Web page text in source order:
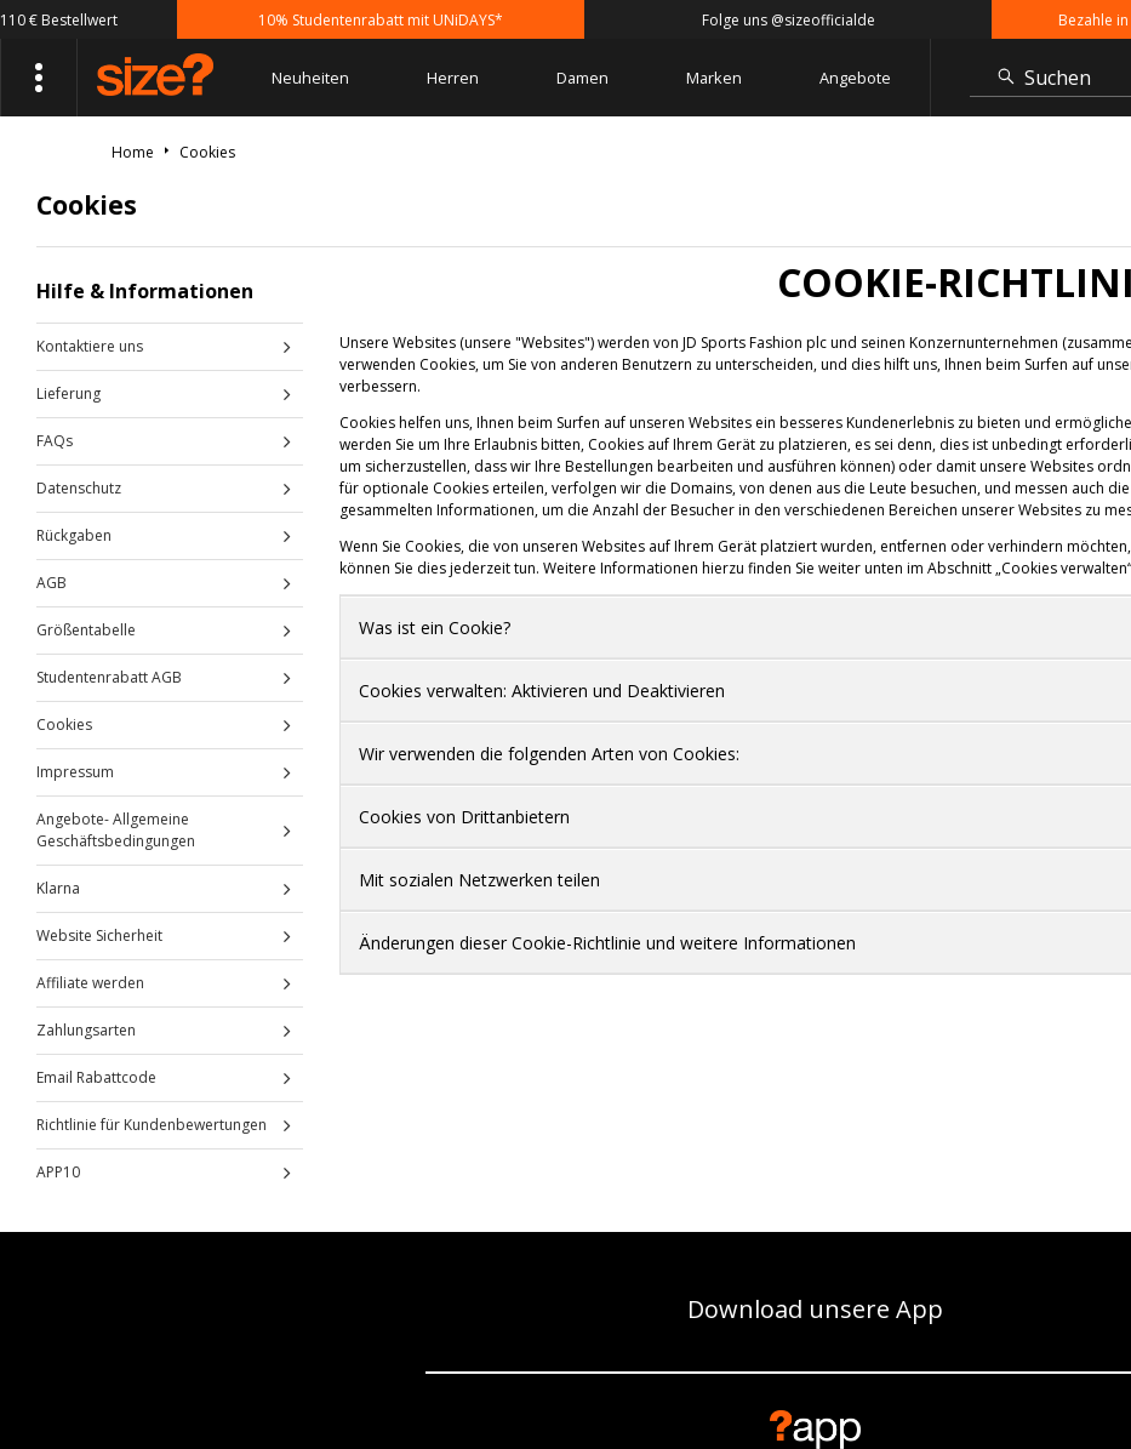
€ Bestellwert 10% Studentenrabatt mit UNiDAYS* Folge uns @sizeofficialde Bezahle in
Neuheiten Herren Damen Marken Angebote Suchen
Home Cookies
Cookies
Hilfe & Informationen
Kontaktiere uns
Lieferung
FAQs
Datenschutz
Rückgaben
AGB
Größentabelle
Studentenrabatt AGB
Cookies
Impressum
Angebote- Allgemeine
Geschäftsbedingungen
Klarna
Website Sicherheit
Affiliate werden
Zahlungsarten
Email Rabattcode
Richtlinie für Kundenbewertungen
APP10
COOKIE-
Unsere Websites (unsere "Websites") werden von JD Sports Fashion plc und seinen Konzernunternehmen
verwenden Cookies, um Sie von anderen Benutzern zu unterscheiden, und dies hilft uns, Ihnen beim Surfen auf
verbessern.
Cookies helfen uns, Ihnen beim Surfen auf unseren Websites ein besseres Kundenerlebnis zu bieten und
werden Sie um Ihre Erlaubnis bitten, Cookies auf Ihrem Gerät zu platzieren, es sei denn, dies ist unbedingt
um sicherzustellen, dass wir Ihre Bestellungen bearbeiten und ausführen können) oder damit unsere Websites
für optionale Cookies erteilen, verfolgen wir die Domains, von denen aus die Leute besuchen, und messen auch
gesammelten Informationen, um die Anzahl der Besucher in den verschiedenen Bereichen unserer Websites zu
Wenn Sie Cookies, die von unseren Websites auf Ihrem Gerät platziert wurden, entfernen oder verhindern
können Sie dies jederzeit tun. Weitere Informationen hierzu finden Sie weiter unten im Abschnitt „Cookies
Was ist ein Cookie?
Cookies verwalten: Aktivieren und Deaktivieren
Wir verwenden die folgenden Arten von Cookies:
Cookies von Drittanbietern
Mit sozialen Netzwerken teilen
Änderungen dieser Cookie-Richtlinie und weitere Informationen
Download unsere App